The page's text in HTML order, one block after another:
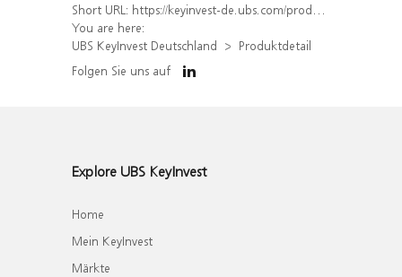
Short URL: https://keyinvest-de.ubs.com/produkt/detail/index/isin/DE000WA7SAU6
You are here:
UBS KeyInvest Deutschland
Produktdetail
Folgen Sie uns auf
Explore UBS KeyInvest
Home
Mein KeyInvest
Märkte